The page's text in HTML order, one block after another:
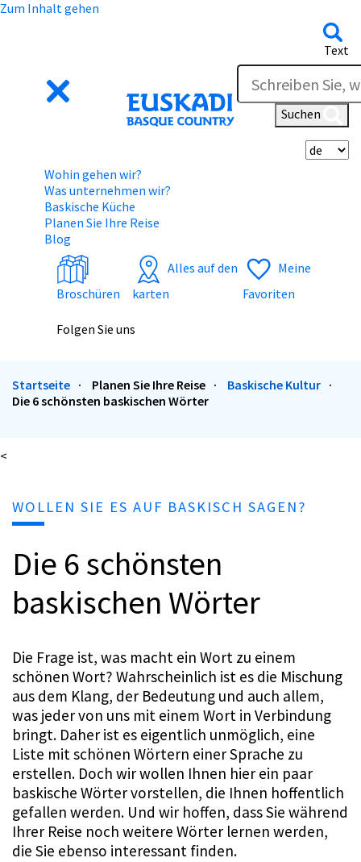
Zum Inhalt gehen
Text
Suchen
Wohin gehen wir?
Was unternehmen wir?
Baskische Küche
Planen Sie Ihre Reise
Blog
Broschüren
Alles auf den
karten
Meine
Favoriten
Folgen Sie uns
<
Startseite Planen Sie Ihre Reise
Baskische Kultur
Die 6 schönsten baskischen Wörter
WOLLEN SIE ES AUF BASKISCH SAGEN?
Die 6 schönsten
baskischen Wörter
Die Frage ist, was macht ein Wort zu einem
schönen Wort? Wahrscheinlich ist es die Mischung
aus dem Klang, der Bedeutung und auch allem,
was jeder von uns mit einem Wort in Verbindung
bringt. Daher ist es eigentlich unmöglich, eine
Liste mit schönen Wörtern einer Sprache zu
erstellen. Doch wir wollen Ihnen hier ein paar
baskische Wörter vorstellen, die Ihnen hoffentlich
gefallen werden. Und wir hoffen, dass Sie während
Ihrer Reise noch weitere Wörter lernen werden,
die Sie ebenso interessant finden.